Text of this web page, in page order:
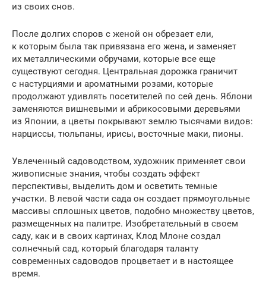
из своих снов.
После долгих споров с женой он обрезает ели,
к которым была так привязана его жена, и заменяет
их металлическими обручами, которые все еще
существуют сегодня. Центральная дорожка граничит
с настурциями и ароматными розами, которые
продолжают удивлять посетителей по сей день. Яблони
заменяются вишневыми и абрикосовыми деревьями
из Японии, а цветы покрывают землю тысячами видов:
нарциссы, тюльпаны, ирисы, восточные маки, пионы.
Увлеченный садоводством, художник применяет свои
живописные знания, чтобы создать эффект
перспективы, выделить дом и осветить темные
участки. В левой части сада он создает прямоугольные
массивы сплошных цветов, подобно множеству цветов,
размещенных на палитре. Изобретательный в своем
саду, как и в своих картинах, Клод Млоне создал
солнечный сад, который благодаря таланту
современных садоводов процветает и в настоящее
время.